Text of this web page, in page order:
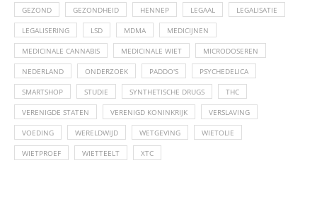
GEZOND GEZONDHEID HENNEP LEGAAL LEGALISATIE
LEGALISERING LSD MDMA MEDICIJNEN
MEDICINALE CANNABIS MEDICINALE WIET MICRODOSEREN
NEDERLAND ONDERZOEK PADDO'S PSYCHEDELICA
SMARTSHOP STUDIE SYNTHETISCHE DRUGS THC
VERENIGDE STATEN VERENIGD KONINKRIJK VERSLAVING
VOEDING WERELDWIJD WETGEVING WIETOLIE
WIETPROEF WIETTEELT XTC